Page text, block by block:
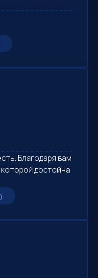
Благодаря вам
достойна
)